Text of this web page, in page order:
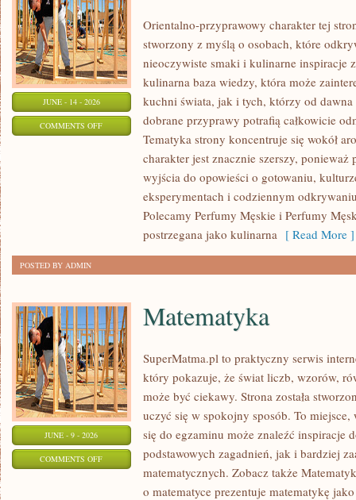
JUNE - 14 - 2026
COMMENTS OFFON
Orientalno-przyprawowy charakter tej
stworzony z myślą o osobach, które
nieoczywiste smaki i kulinarne inspiracje
kulinarna baza wiedzy, która może
kuchni świata, jak i tych, którzy od
dobrane przyprawy potrafią całkowicie
Tematyka strony koncentruje się wokół
charakter jest znacznie szerszy,
wyjścia do opowieści o gotowaniu,
eksperymentach i codziennym
Polecamy Perfumy Męskie i Perfumy
postrzegana jako kulinarna [ Read More ]
POSTED BY ADMIN
JUNE - 9 - 2026
COMMENTS OFFON
MATEMATYKA
Matematyka
SuperMatma.pl to praktyczny serwis
który pokazuje, że świat liczb, wzorów,
może być ciekawy. Strona została
uczyć się w spokojny sposób. To
się do egzaminu może znaleźć inspiracje
podstawowych zagadnień, jak i bardziej
matematycznych. Zobacz także
o matematyce prezentuje matematykę